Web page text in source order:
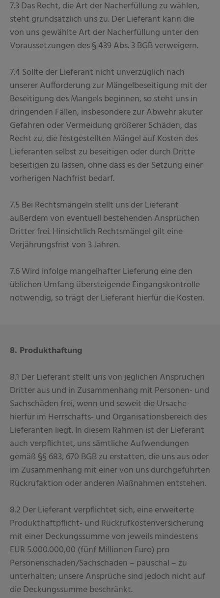
7.3 Das Recht, die Art der Nacherfüllung zu wählen,
steht grundsätzlich uns zu. Der Lieferant kann die
von uns gewählte Art der Nacherfüllung unter den
Voraussetzungen des § 439 Abs. 3 BGB verweigern.
7.4 Sollte der Lieferant nicht unverzüglich nach
unserer Aufforderung zur Mängelbeseitigung mit der
Beseitigung des Mangels beginnen, so steht uns in
dringenden Fällen, insbesondere zur Abwehr akuter
Gefahren oder Vermeidung größerer Schäden, das
Recht zu, die festgestellten Mängel auf Kosten des
Lieferanten selbst zu beseitigen oder durch Dritte
beseitigen zu lassen, ohne dass es der Setzung einer
vorherigen Nachfrist bedarf.
7.5 Bei Rechtsmängeln stellt uns der Lieferant
außerdem von eventuell bestehenden Ansprüchen
Dritter frei. Hinsichtlich Rechtsmängel gilt eine
Verjährungsfrist von 3 Jahren.
7.6 Wird infolge mangelhafter Lieferung eine den
üblichen Umfang übersteigende Eingangskontrolle
notwendig, so trägt der Lieferant hierfür die Kosten.
8. Produkthaftung
8.1 Der Lieferant stellt uns von jeglichen Ansprüchen
Dritter aus und in Zusammenhang mit Personen- und
Sachschäden frei, wenn und soweit die Ursache
hierfür im Herrschafts- und Organisationsbereich des
Lieferanten liegt. In diesem Rahmen ist der Lieferant
auch verpflichtet, uns sämtliche Aufwendungen
gemäß §§ 683, 670 BGB zu erstatten, die uns aus oder
im Zusammenhang mit einer von uns durchgeführten
Rückrufaktion oder anderen Maßnahmen entstehen.
8.2 Der Lieferant verpflichtet sich, eine erweiterte
Produkthaftpflicht- und Rückrufkostenversicherung
mit einer Deckungssumme von jeweils mindestens
EUR 5.000.000,00 (fünf Millionen Euro) pro
Personenschaden/Sachschaden – pauschal – zu
unterhalten; unsere Ansprüche sind jedoch nicht auf
die Deckungssumme beschränkt.